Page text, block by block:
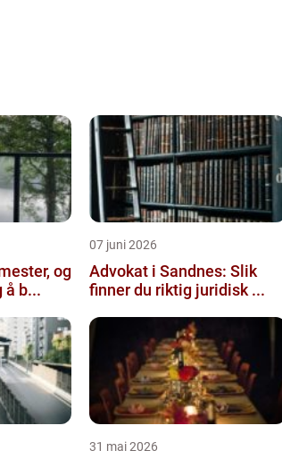
og
å b...
07 juni 2026
Advokat i Sandnes: Slik
finner du riktig juridisk ...
31 mai 2026